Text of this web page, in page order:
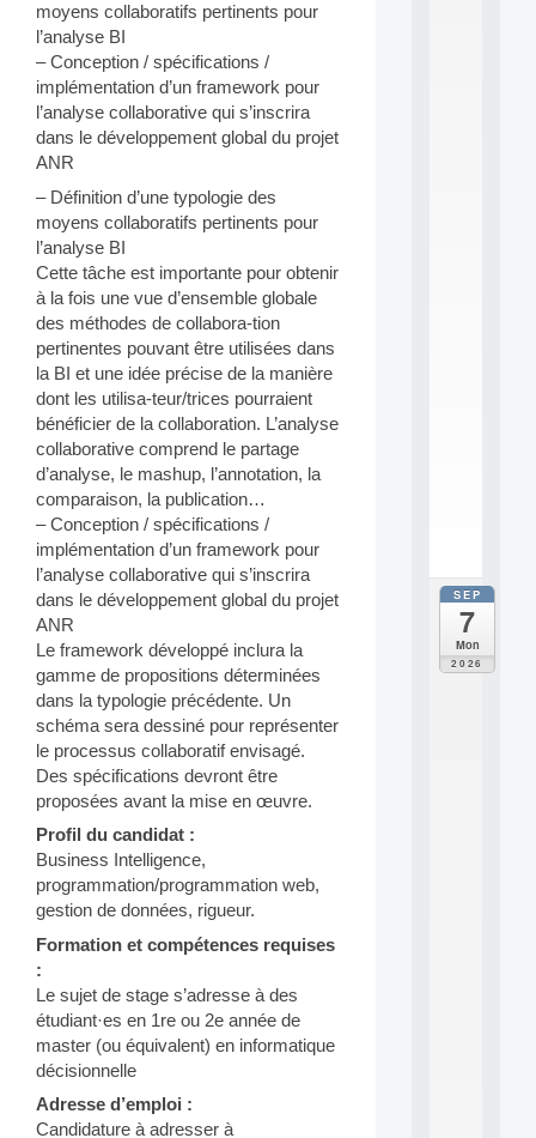
moyens collaboratifs pertinents pour
l’analyse BI
– Conception / spécifications /
implémentation d’un framework pour
l’analyse collaborative qui s’inscrira
dans le développement global du projet
ANR
– Définition d’une typologie des
moyens collaboratifs pertinents pour
l’analyse BI
Cette tâche est importante pour obtenir
à la fois une vue d’ensemble globale
des méthodes de collabora-tion
pertinentes pouvant être utilisées dans
la BI et une idée précise de la manière
dont les utilisa-teur/trices pourraient
bénéficier de la collaboration. L’analyse
collaborative comprend le partage
d’analyse, le mashup, l’annotation, la
comparaison, la publication…
– Conception / spécifications /
implémentation d’un framework pour
l’analyse collaborative qui s’inscrira
dans le développement global du projet
ANR
Le framework développé inclura la
gamme de propositions déterminées
dans la typologie précédente. Un
schéma sera dessiné pour représenter
le processus collaboratif envisagé.
Des spécifications devront être
proposées avant la mise en œuvre.
Profil du candidat :
Business Intelligence,
programmation/programmation web,
gestion de données, rigueur.
Formation et compétences requises
:
Le sujet de stage s’adresse à des
étudiant·es en 1re ou 2e année de
master (ou équivalent) en informatique
décisionnelle
Adresse d’emploi :
Candidature à adresser à
SEP
7
Mon
2026